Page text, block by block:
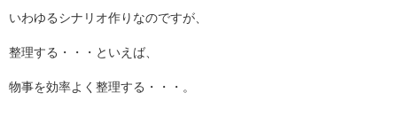
いわゆるシナリオ作りなのですが、
整理する・・・といえば、
物事を効率よく整理する・・・。